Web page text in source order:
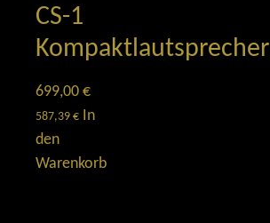
CS-1
Kompaktlautsprecher
699,00 €
587,39 € In
den
Warenkorb